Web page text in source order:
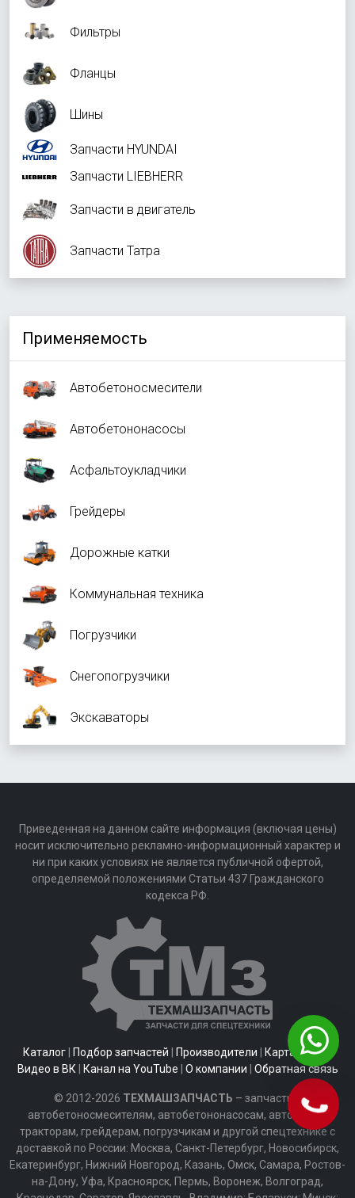
Фильтры
Фланцы
Шины
Запчасти HYUNDAI
Запчасти LIEBHERR
Запчасти в двигатель
Запчасти Татра
Применяемость
Автобетоносмесители
Автобетононасосы
Асфальтоукладчики
Грейдеры
Дорожные катки
Коммунальная техника
Погрузчики
Снегопогрузчики
Экскаваторы
Приведенная на данном сайте информация (включая цены)
носит исключительно рекламно-информационный характер и
ни при каких условиях не является публичной офертой,
определяемой положениями Статьи 437 Гражданского
кодекса РФ.
Каталог| Подбор запчастей | Производители | Карта сайта
Видео в ВК | Канал на YouTube | О компании | Обратная связь
© 2012-2026 ТЕХМАШЗАПЧАСТЬ – запчасти к
автобетоносмесителям, автобетононасосам, автобусам,
тракторам, грейдерам, погрузчикам и другой спецтехнике с
доставкой по России: Москва, Санкт-Петербург, Новосибирск,
Екатеринбург, Нижний Новгород, Казань, Омск, Самара, Ростов-
на-Дону, Уфа, Красноярск, Пермь, Воронеж, Волгоград,